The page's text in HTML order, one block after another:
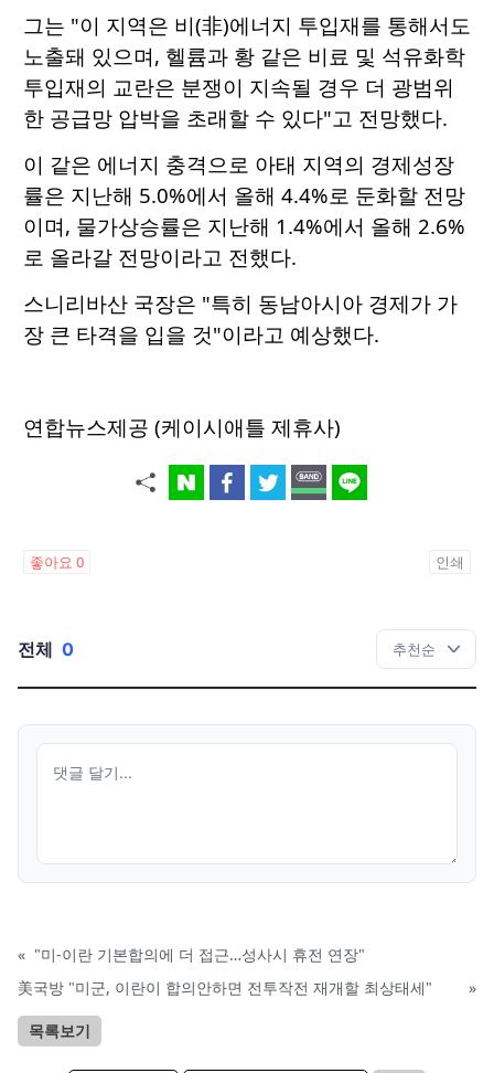
그는 "이 지역은 비(非)에너지 투입재를 통해서도
노출돼 있으며, 헬륨과 황 같은 비료 및 석유화학
투입재의 교란은 분쟁이 지속될 경우 더 광범위
한 공급망 압박을 초래할 수 있다"고 전망했다.
이 같은 에너지 충격으로 아태 지역의 경제성장
률은 지난해 5.0%에서 올해 4.4%로 둔화할 전망
이며, 물가상승률은 지난해 1.4%에서 올해 2.6%
로 올라갈 전망이라고 전했다.
스니리바산 국장은 "특히 동남아시아 경제가 가
장 큰 타격을 입을 것"이라고 예상했다.
연합뉴스제공 (케이시애틀 제휴사)
좋아요 0 인쇄
전체 0
« "미-이란 기본합의에 더 접근…성사시 휴전 연장"
美국방 "미군, 이란이 합의안하면 전투작전 재개할 최상태세"
»
목록보기